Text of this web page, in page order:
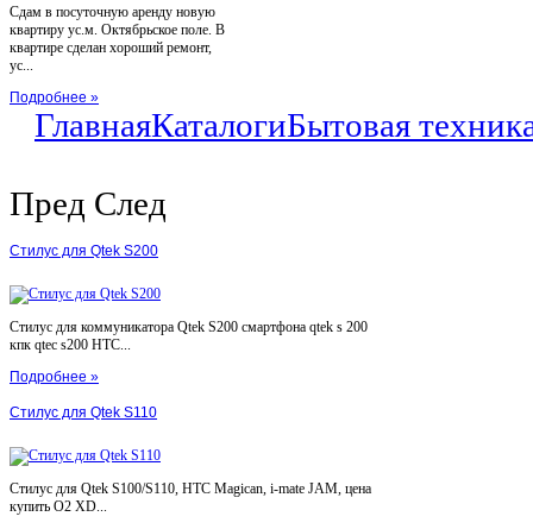
Сдам в посуточную аренду новую
квартиру ус.м. Октябрьское поле. В
квартире сделан хороший ремонт,
ус...
Подробнее »
ГлавнаяКаталогиБытовая
Пред След
Стилус для Qtek S200
Стилус для коммуникатора Qtek S200 смартфона qtek s 200
кпк qtec s200 HTC...
Подробнее »
Стилус для Qtek S110
Стилус для Qtek S100/S110, HTC Magican, i-mate JAM, цена
купить O2 XD...